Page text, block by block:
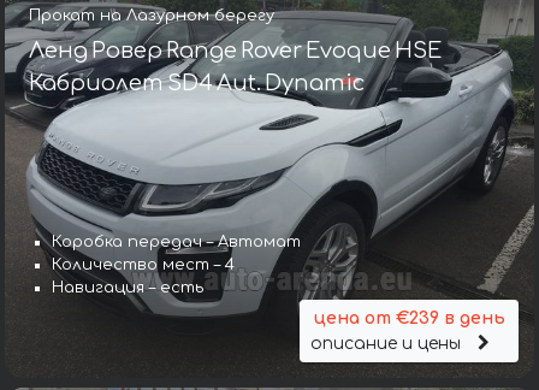
Прокат на Лазурном берегу
Ленд Ровер Range Rover Evoque HSE
Кабриолет SD4 Aut. Dynamic
Коробка передач – Автомат
Количество мест – 4
Навигация – есть
цена от €239 в день
описание и цены